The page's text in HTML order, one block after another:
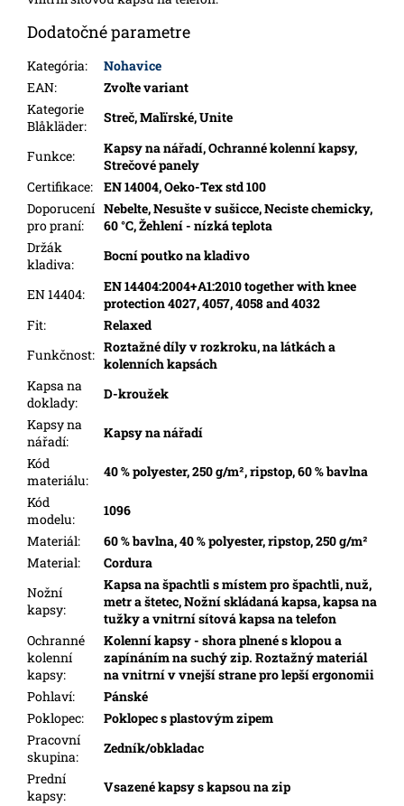
Dodatočné parametre
Kategória:
Nohavice
EAN:
Zvoľte variant
Kategorie
Blåkläder:
Streč, Malïrské, Unite
Funkce:
Kapsy na nářadí, Ochranné kolenní kapsy,
Strečové panely
Certifikace:
EN 14004, Oeko-Tex std 100
Doporucení
pro praní:
Nebelte, Nesušte v sušicce, Neciste chemicky,
60 °C, Žehlení - nízká teplota
Držák
kladiva:
Bocní poutko na kladivo
EN 14404:
EN 14404:2004+A1:2010 together with knee
protection 4027, 4057, 4058 and 4032
Fit:
Relaxed
Funkčnost: Roztažné díly v rozkroku, na látkách a
kolenních kapsách
Kapsa na
doklady:
D-kroužek
Kapsy na
nářadí:
Kapsy na nářadí
Kód
materiálu:
40 % polyester, 250 g/m², ripstop, 60 % bavlna
Kód
modelu:
1096
Materiál:
60 % bavlna, 40 % polyester, ripstop, 250 g/m²
Material:
Cordura
Nožní
kapsy:
Kapsa na špachtli s místem pro špachtli, nuž,
metr a štetec, Nožní skládaná kapsa, kapsa na
tužky a vnitrní sítová kapsa na telefon
Ochranné
kolenní
kapsy:
Kolenní kapsy - shora plnené s klopou a
zapínáním na suchý zip. Roztažný materiál
na vnitrní v vnejší strane pro lepší ergonomii
Pohlaví:
Pánské
Poklopec:
Poklopec s plastovým zipem
Pracovní
skupina:
Zedník/obkladac
Prední
kapsy:
Vsazené kapsy s kapsou na zip